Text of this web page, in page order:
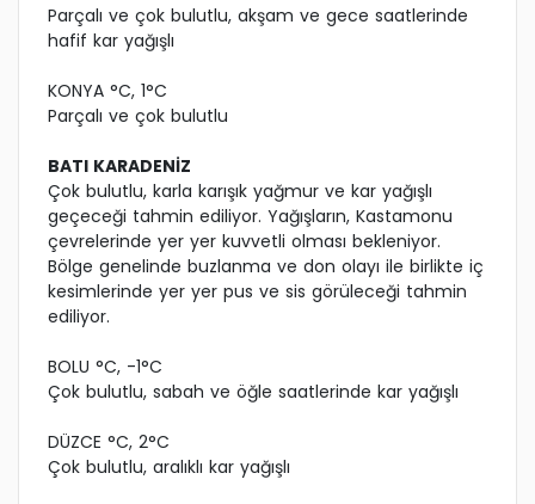
Parçalı ve çok bulutlu, akşam ve gece saatlerinde
hafif kar yağışlı
KONYA °C, 1°C
Parçalı ve çok bulutlu
BATI KARADENİZ
Çok bulutlu, karla karışık yağmur ve kar yağışlı
geçeceği tahmin ediliyor. Yağışların, Kastamonu
çevrelerinde yer yer kuvvetli olması bekleniyor.
Bölge genelinde buzlanma ve don olayı ile birlikte iç
kesimlerinde yer yer pus ve sis görüleceği tahmin
ediliyor.
BOLU °C, -1°C
Çok bulutlu, sabah ve öğle saatlerinde kar yağışlı
DÜZCE °C, 2°C
Çok bulutlu, aralıklı kar yağışlı